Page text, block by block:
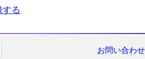
する
お問い合わせ